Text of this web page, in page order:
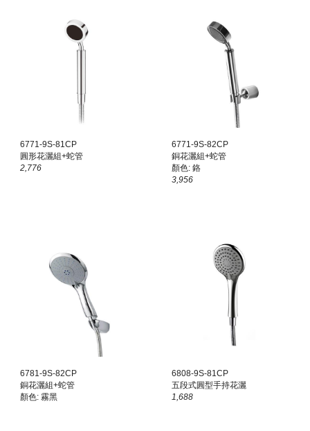
6771-9S-81CP
圓形花灑組+蛇管
2,776
6771-9S-82CP
銅花灑組+蛇管
顏色:鉻
3,956
6781-9S-82CP
銅花灑組+蛇管
顏色: 霧黑
6808-9S-81CP
五段式圓型手持花灑
1,688